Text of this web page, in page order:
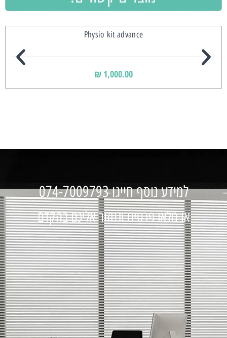
Physio kit advance
₪ 1,000.00
למידע נוסף חייגו 074-7009793
או מלאו פרטים ונחזור אליכם בהקדם